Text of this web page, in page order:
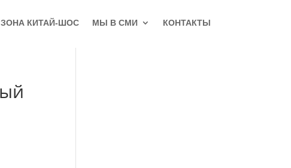
ЗОНА КИТАЙ-ШОС МЫ В СМИ КОНТАКТЫ